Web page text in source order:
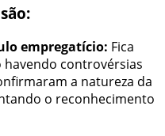
empregatício: Fica
controvérsias
a natureza da
o reconhecimento